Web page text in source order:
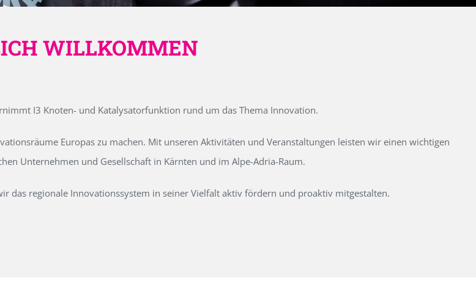
WILLKOMMEN
I3 Knoten- und Katalysatorfunktion rund um das Thema Innovation.
Europas zu machen. Mit unseren Aktivitäten und Veranstaltungen leisten wir einen wichtigen
Unternehmen und Gesellschaft in Kärnten und im Alpe-Adria-Raum.
das regionale Innovationssystem in seiner Vielfalt aktiv fördern und proaktiv mitgestalten.